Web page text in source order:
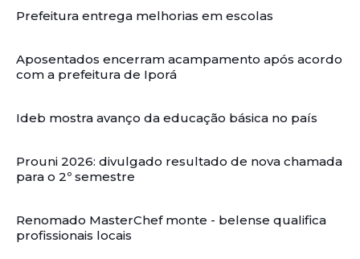
Prefeitura entrega melhorias em escolas
Aposentados encerram acampamento após acordo
com a prefeitura de Iporá
Ideb mostra avanço da educação básica no país
Prouni 2026: divulgado resultado de nova chamada
para o 2º semestre
Renomado MasterChef monte - belense qualifica
profissionais locais